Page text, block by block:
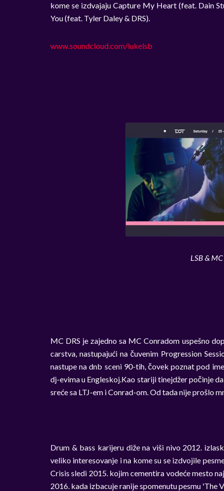
kome se izdvajaju Capture My Heart (feat. Dain
You (feat. Tyler Daley & DRS).
www.soundcloud.com/lukelsb
LSB &
MC DRS je zajedno sa MC Conradom uspešno
carstva, nastupajući na čuvenim Progression
nastupe na dnb sceni 90-tih, čovek poznat pod
dj-evima u Engleskoj.Kao stariji tinejdžer počinje
sreće sa LTJ-em i Conrad-om. Od tada nije prošlo
Drum & bass karijeru diže na viši nivo 2012.
veliko interesovanje i na kome su se izdvojile
Crisis sledi 2015. kojim cementira vodeće mesto
2016. kada izbacuje ranije spomenutu pesmu 'The